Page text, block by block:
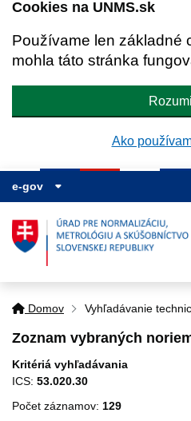
Cookies na UNMS.sk
Používame len základné
mohla táto stránka
Ako
e-gov
Domov Vyhľadávanie
Zoznam vybraných
Kritériá vyhľadávania
ICS: 53.020.30
Počet záznamov: 129